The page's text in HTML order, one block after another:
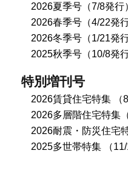
2026夏季号（7/8発行
2026春季号（4/22発行
2026冬季号（1/21発行
2025秋季号（10/8発行
特別増刊号
2026賃貸住宅特集 （
2026多層階住宅特集
2026耐震・防災住宅
2025多世帯特集 （11/